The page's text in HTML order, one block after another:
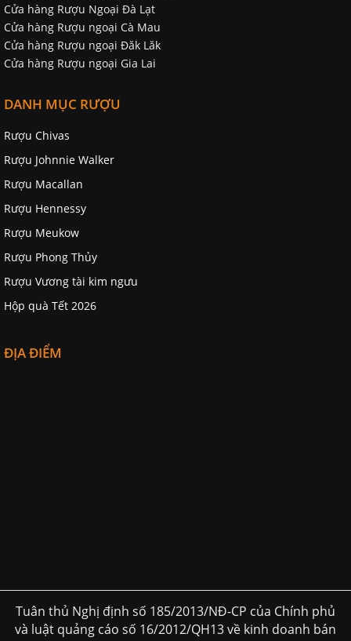
Cửa hàng Rượu Ngoại Đà Lạt
Cửa hàng Rượu ngoại Cà Mau
Cửa hàng Rượu ngoại Đăk Lăk
Cửa hàng Rượu ngoại Gia Lai
DANH MỤC RƯỢU
Rượu Chivas
Rượu Johnnie Walker
Rượu Macallan
Rượu Hennessy
Rượu Meukow
Rượu Phong Thủy
Rượu Vương tài kim ngưu
Hộp quà Tết 2026
ĐỊA ĐIỂM
Tuân thủ Nghị định số 185/2013/NĐ-CP của Chính phủ
và luật quảng cáo số 16/2012/QH13 về kinh doanh bán